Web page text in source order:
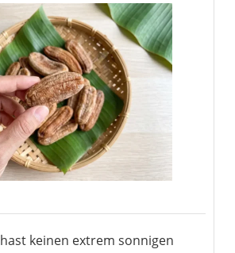
keinen extrem sonnigen